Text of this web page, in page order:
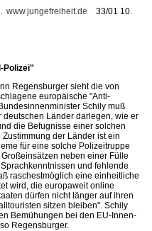
www.jungefreiheit.de 33/01 10.
Polizei"
Regensburger sieht die von
europäische "Anti-
Schily muß
Länder darlegen, wie er
die Befugnisse einer solchen
der Länder ist ein
für eine solche Polizeitruppe
neben einer Fülle
und fehlende
raschestmöglich eine einheitliche
wird, die europaweit online
dürfen nicht länger auf ihren
sitzen bleiben". Schily
Bemühungen bei den EU-Innen-
Regensburger.